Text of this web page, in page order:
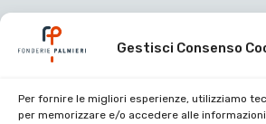
Gestisci Consenso
Per fornire le migliori esperienze, utilizziamo
per memorizzare e/o accedere alle
Certificazioni aziendali